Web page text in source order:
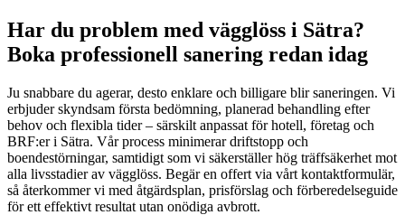
Har du problem med vägglöss i Sätra?
Boka professionell sanering redan idag
Ju snabbare du agerar, desto enklare och billigare blir saneringen. Vi
erbjuder skyndsam första bedömning, planerad behandling efter
behov och flexibla tider – särskilt anpassat för hotell, företag och
BRF:er i Sätra. Vår process minimerar driftstopp och
boendestörningar, samtidigt som vi säkerställer hög träffsäkerhet mot
alla livsstadier av vägglöss. Begär en offert via vårt kontaktformulär,
så återkommer vi med åtgärdsplan, prisförslag och förberedelseguide
för ett effektivt resultat utan onödiga avbrott.